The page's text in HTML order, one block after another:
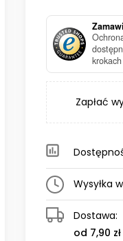
krokach
Zapłać
Wysyłka
Dostawa:
od 7,90 zł